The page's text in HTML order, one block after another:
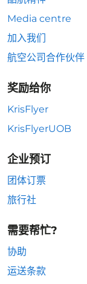
Media centre
加入我们
航空公司合作伙伴
奖励给你
KrisFlyer
KrisFlyerUOB
企业预订
团体订票
旅行社
需要帮忙?
协助
运送条款